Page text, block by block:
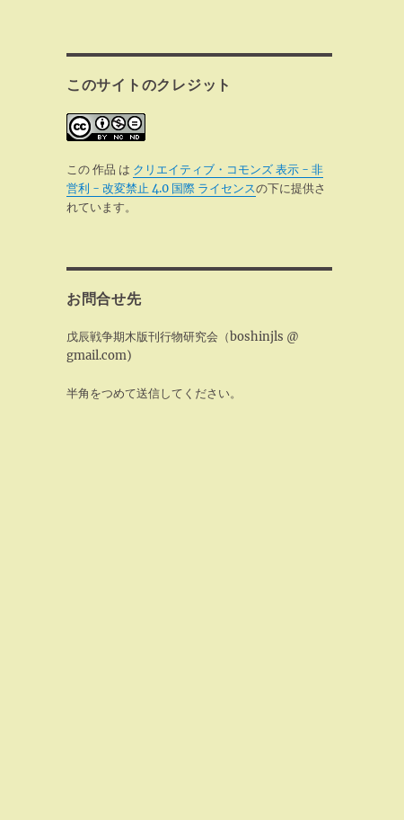
このサイトのクレジット
この 作品 は クリエイティブ・コモンズ 表示 - 非
営利 - 改変禁止 4.0 国際 ライセンスの下に提供さ
れています。
お問合せ先
戊辰戦争期木版刊行物研究会（boshinjls @
gmail.com)
半角をつめて送信してください。